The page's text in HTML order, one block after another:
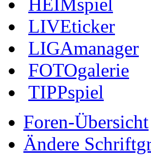
LIVEticker
LIGAmanager
FOTOgalerie
TIPPspiel
Foren-Übersicht
Ändere